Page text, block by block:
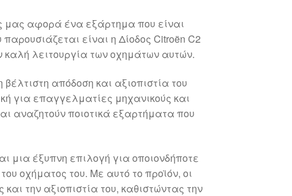
μας αφορά ένα εξάρτημα που είναι
είναι η Δίοδος Citroën C2
καλή λειτουργία των οχημάτων αυτών.
απόδοση και αξιοπιστία του
για επαγγελματίες μηχανικούς και
αναζητούν ποιοτικά εξαρτήματα που
μια έξυπνη επιλογή για οποιονδήποτε
οχήματος του. Με αυτό το προϊόν, οι
την αξιοπιστία του, καθιστώντας την